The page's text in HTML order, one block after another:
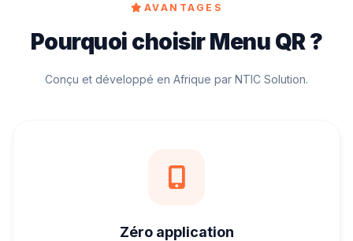
AVANTAGES
Pourquoi choisir Menu QR ?
Conçu et développé en Afrique par NTIC Solution.
Zéro application